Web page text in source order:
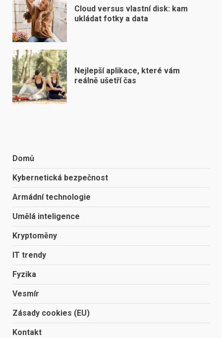
Cloud versus vlastní disk: kam
ukládat fotky a data
Nejlepší aplikace, které vám
reálně ušetří čas
Domů
Kybernetická bezpečnost
Armádní technologie
Umělá inteligence
Kryptoměny
IT trendy
Fyzika
Vesmír
Zásady cookies (EU)
Kontakt